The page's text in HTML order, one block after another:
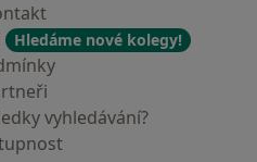
Hledáme nové kolegy!
vyhledávání?